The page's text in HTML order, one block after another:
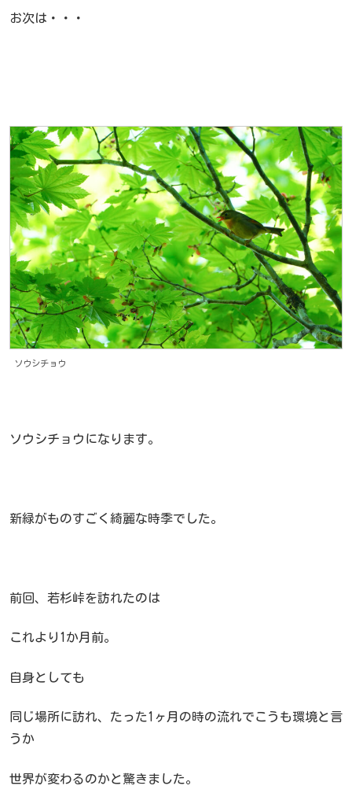
お次は・・・
ソウシチョウ
ソウシチョウになります。
新緑がものすごく綺麗な時季でした。
前回、若杉峠を訪れたのは
これより1か月前。
自身としても
同じ場所に訪れ、たった1ヶ月の時の流れでこうも環境と言
うか
世界が変わるのかと驚きました。